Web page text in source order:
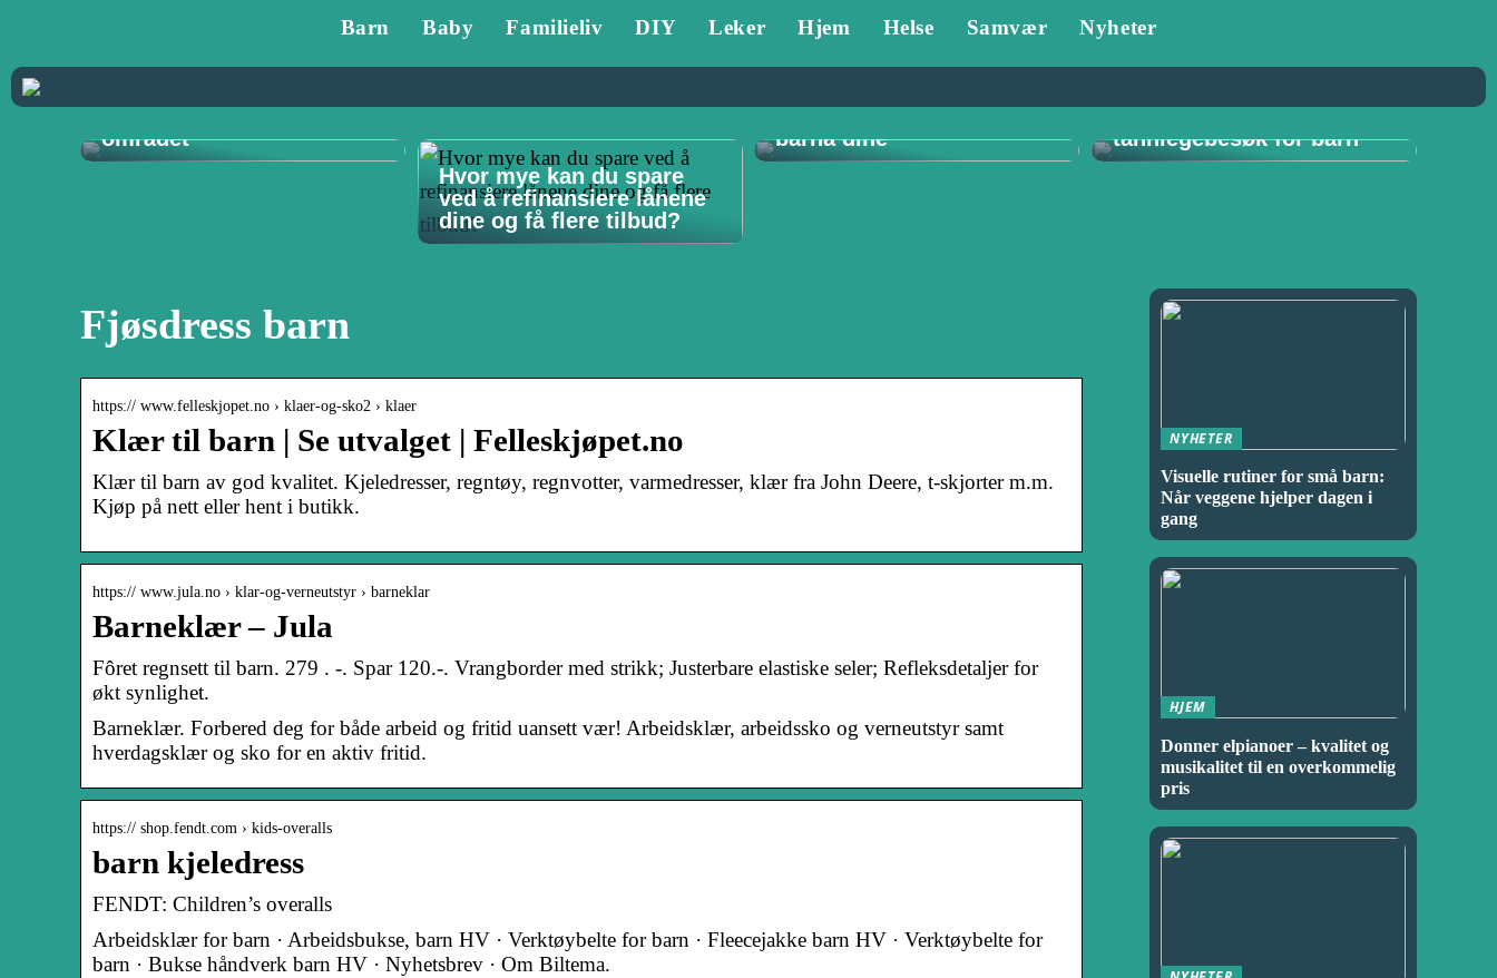
Barn Baby Familieliv DIY Leker Hjem Helse Samvær Nyheter
Tannlege på Vøyenenga:
området
Hvor mye kan du spare
ved å refinansiere lånene
dine og få flere tilbud?
barna dine
Tannlege i Porsgrunn:
tannlegebesøk for barn
Fjøsdress barn
https:// www.felleskjopet.no › klaer-og-sko2 › klaer
Klær til barn | Se utvalget | Felleskjøpet.no
Klær til barn av god kvalitet. Kjeledresser, regntøy, regnvotter, varmedresser, klær fra John Deere, t-skjorter m.m.
Kjøp på nett eller hent i butikk.
https:// www.jula.no › klar-og-verneutstyr › barneklar
Barneklær – Jula
Fôret regnsett til barn. 279 . -. Spar 120.-. Vrangborder med strikk; Justerbare elastiske seler; Refleksdetaljer for
økt synlighet.
Barneklær. Forbered deg for både arbeid og fritid uansett vær! Arbeidsklær, arbeidssko og verneutstyr samt
hverdagsklær og sko for en aktiv fritid.
https:// shop.fendt.com › kids-overalls
barn kjeledress
FENDT: Children’s overalls
Arbeidsklær for barn · Arbeidsbukse, barn HV · Verktøybelte for barn · Fleecejakke barn HV · Verktøybelte for
barn · Bukse håndverk barn HV · Nyhetsbrev · Om Biltema.
NYHETER
Visuelle rutiner for små barn:
Når veggene hjelper dagen i
gang
HJEM
Donner elpianoer – kvalitet og
musikalitet til en overkommelig
pris